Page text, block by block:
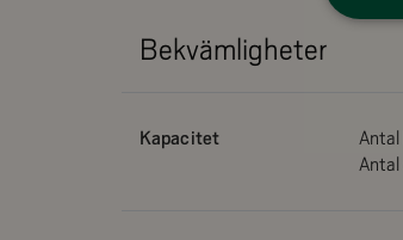
Bekvämligheter
Kapacitet Antal
Antal